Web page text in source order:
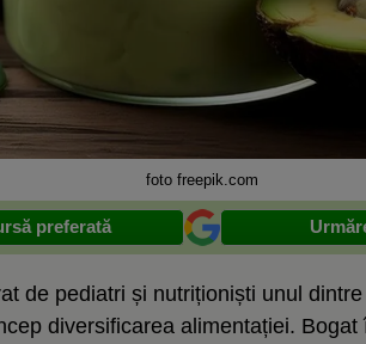
foto freepik.com
preferată
de pediatri și nutriționiști unul
diversificarea alimentației.